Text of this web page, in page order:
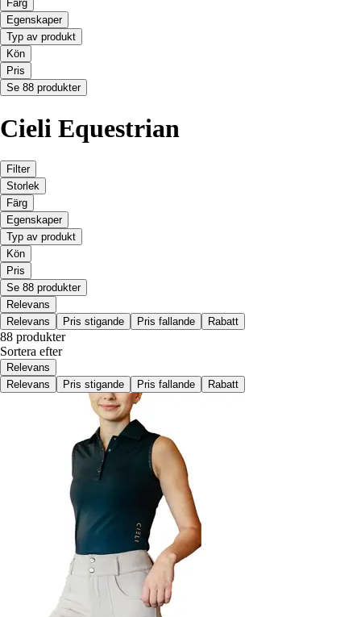
Färg
Egenskaper
Typ av produkt
Kön
Pris
Se 88 produkter
Cieli Equestrian
Filter
Storlek
Färg
Egenskaper
Typ av produkt
Kön
Pris
Se 88 produkter
Relevans
Relevans
Pris stigande Pris fallande Rabatt
88 produkter
Sortera efter
Relevans
Relevans
Pris stigande Pris fallande Rabatt